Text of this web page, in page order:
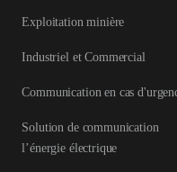
Exploitation minière
Industriel et Commercial
Communication en cas
Solution de communication
l’énergie électrique